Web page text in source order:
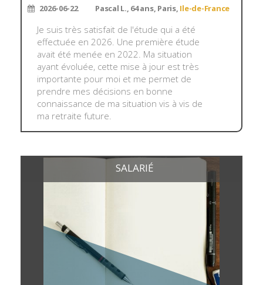
2026-06-22 Pascal L., 64 ans, Paris, Ile-de-France
Je suis très satisfait de l'étude qui a été
effectuée en 2026. Une première étude
avait été menée en 2022. Ma situation
ayant évoluée, cette mise à jour est très
importante pour moi et me permet de
prendre mes décisions en bonne
connaissance de ma situation vis à vis de
ma retraite future.
SALARIÉ